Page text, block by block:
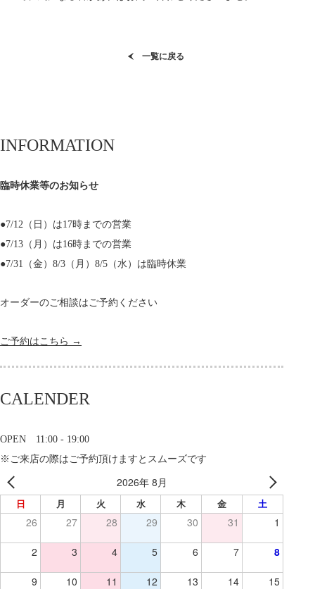
一覧に戻る
INFORMATION
臨時休業等のお知らせ
●7/12（日）は17時までの営業
●7/13（月）は16時までの営業
●7/31（金）8/3（月）8/5（水）は臨時休業
オーダーのご相談はご予約ください
ご予約はこちら →
CALENDER
OPEN 11:00 - 19:00
※ご来店の際はご予約頂けますとスムーズです
2026年 8月
日 月 火 水 木 金 土
26 27 28 29 30 31 1
2 3 4 5 6 7 8
9 10 11 12 13 14 15